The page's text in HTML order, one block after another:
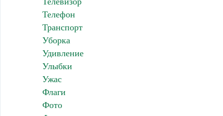
Телефон
Транспорт
Уборка
Удивление
Улыбки
Ужас
Флаги
Фото